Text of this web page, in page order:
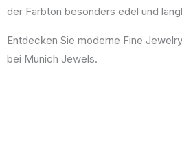
der Farbton besonders edel und
Entdecken Sie moderne Fine
bei Munich Jewels.